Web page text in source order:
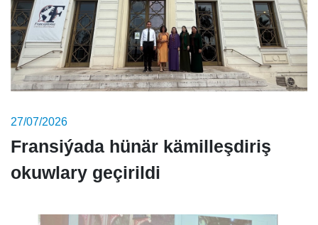
27/07/2026
Fransiýada hünär kämilleşdiriş
okuwlary geçirildi